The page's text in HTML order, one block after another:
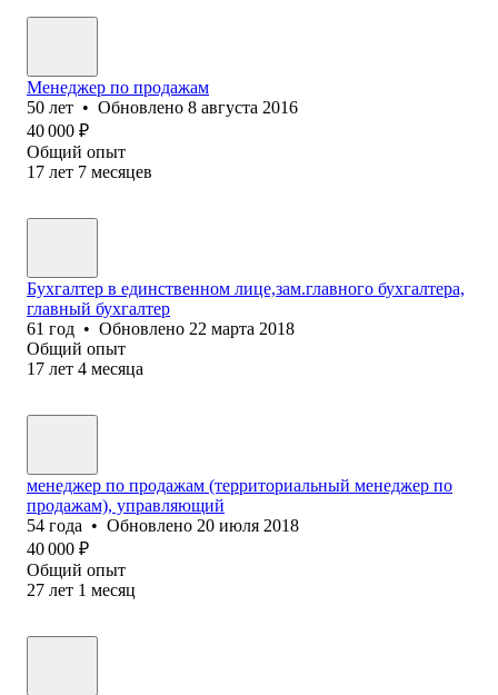
Менеджер по продажам
50 лет • Обновлено 8 августа 2016
40 000 ₽
Общий опыт
17 лет 7 месяцев
Бухгалтер в единственном лице,зам.главного бухгалтера,
главный бухгалтер
61 год • Обновлено 22 марта 2018
Общий опыт
17 лет 4 месяца
менеджер по продажам (территориальный менеджер по
продажам), управляющий
54 года • Обновлено 20 июля 2018
40 000 ₽
Общий опыт
27 лет 1 месяц